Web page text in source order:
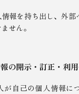
報を持ち出し、外部
せん。
の開示・訂正・利用
が自己の個人情報に